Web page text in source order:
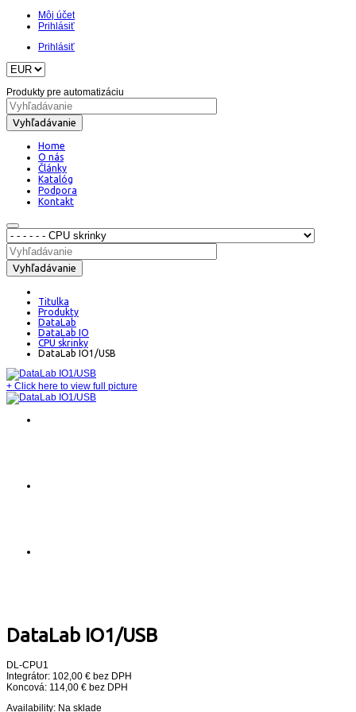
Môj účet
Prihlásiť
Prihlásiť
Produkty pre automatizáciu
Vyhľadávanie
Home
O nás
Články
Katalóg
Podpora
Kontakt
Vyhľadávanie
Titulka
Produkty
DataLab
DataLab IO
CPU skrinky
DataLab IO1/USB
+ Click here to view full picture
DataLab IO1/USB
DL-CPU1
Integrátor: 102,00 € bez DPH
Koncová: 114,00 € bez DPH
Availability: Na sklade